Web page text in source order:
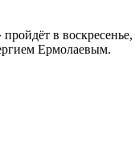
в воскресенье,
Ермолаевым.